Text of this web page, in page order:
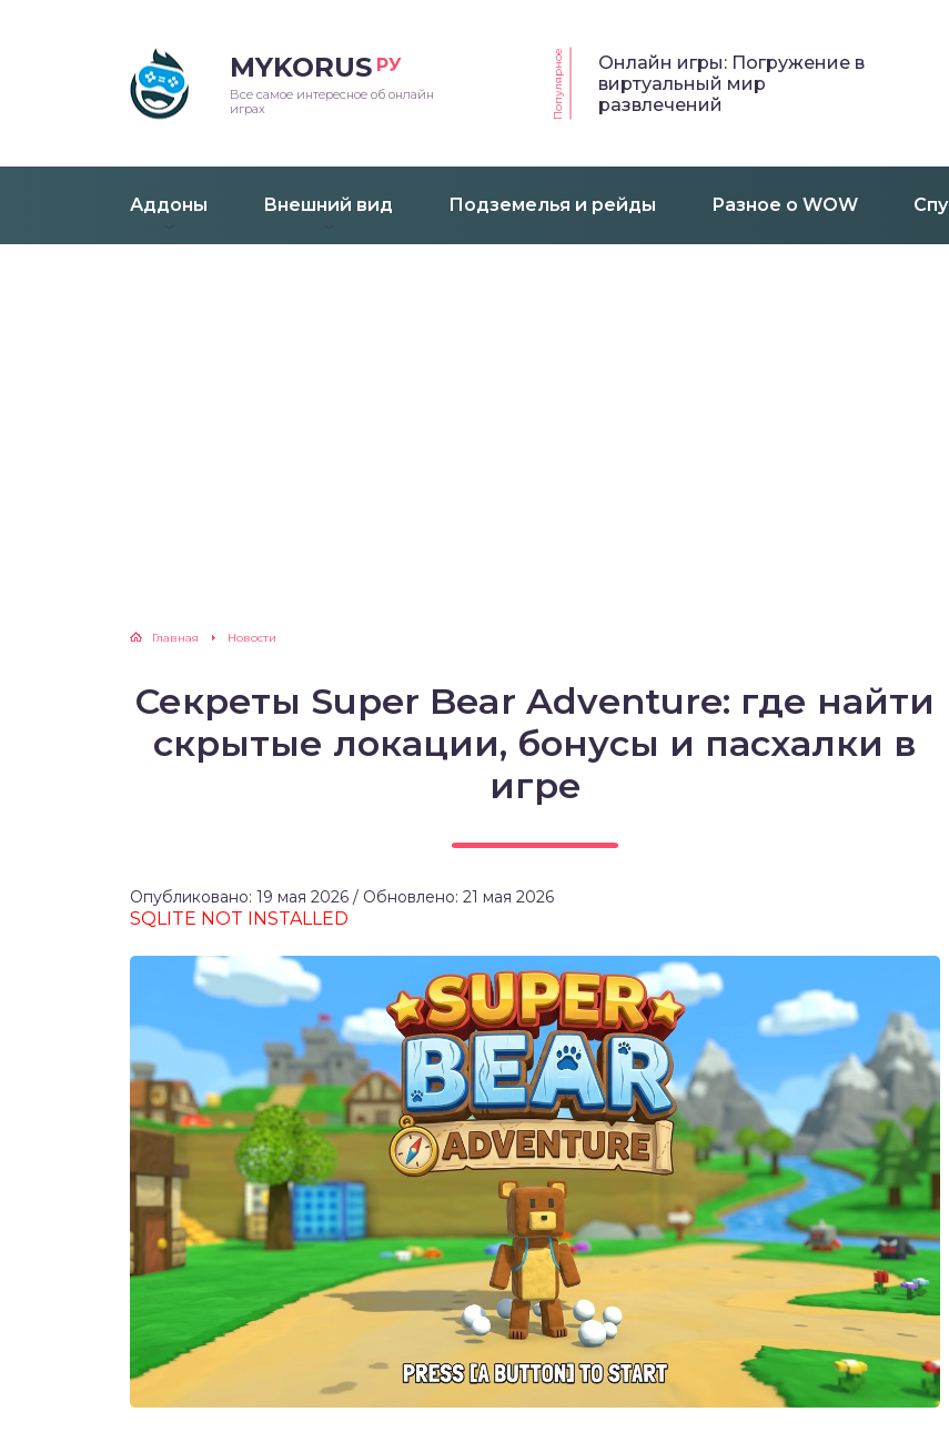
MYKORUS РУ
Все самое интересное об онлайн
играх
Популярное
Онлайн игры: Погружение в
виртуальный мир
развлечений
Аддоны Внешний вид Подземелья и рейды Разное о WOW
Главная Новости
Секреты Super Bear Adventure: где найти
скрытые локации, бонусы и пасхалки в
игре
Опубликовано: 19 мая 2026 / Обновлено: 21 мая 2026
SQLITE NOT INSTALLED